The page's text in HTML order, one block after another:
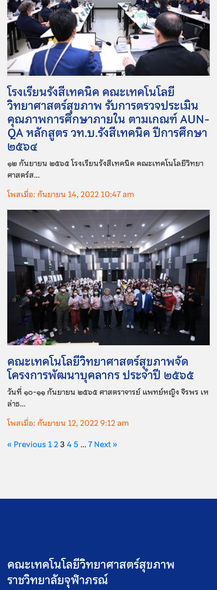
โรงเรียนรังสีเทคนิค คณะเทคโนโลยี
วิทยาศาสตร์สุขภาพ รับการตรวจประเมิน
คุณภาพการศึกษาภายใน ตามเกณฑ์ AUN-
QA หลักสูตร วท.บ.รังสีเทคนิค ปีการศึกษา
๒๕๖๔
๑๒ กันยายน ๒๕๖๕ โรงเรียนรังสีเทคนิค คณะเทคโนโลยีวิทยา
ศาสตร์ส...
โพสเมื่อ: กันยายน 14, 2022 10:47 am
คณะเทคโนโลยีวิทยาศาสตร์สุขภาพจัด
โครงการพัฒนาบุคลากร ประจำปี ๒๕๖๕
วันที่ ๑๐-๑๑ กันยายน ๒๕๖๕ ศาสตราจารย์ แพทย์หญิง จิรพร เห
ล่าธ...
โพสเมื่อ: กันยายน 12, 2022 9:12 am
« Previous12345 …7Next »
คณะเทคโนโลยีวิทยาศาสตร์สุขภาพ
ราชวิทยาลัยจุฬาภรณ์